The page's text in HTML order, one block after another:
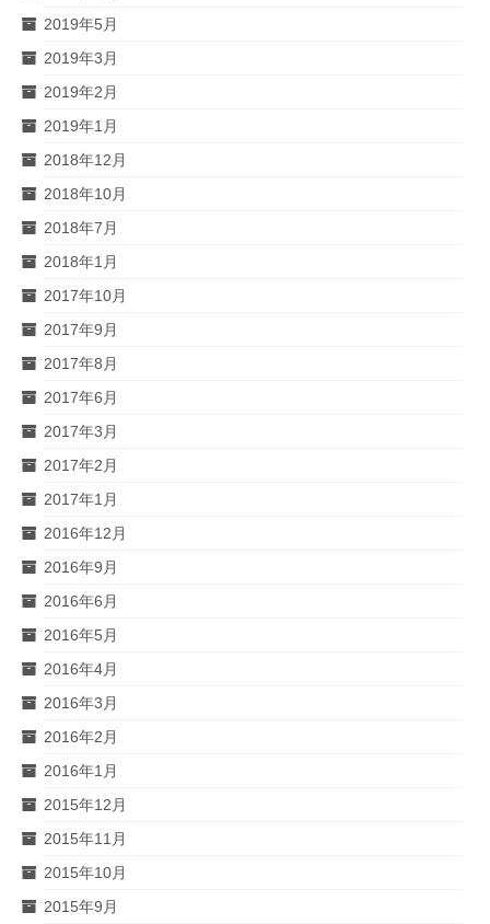
2019年5月
2019年3月
2019年2月
2019年1月
2018年12月
2018年10月
2018年7月
2018年1月
2017年10月
2017年9月
2017年8月
2017年6月
2017年3月
2017年2月
2017年1月
2016年12月
2016年9月
2016年6月
2016年5月
2016年4月
2016年3月
2016年2月
2016年1月
2015年12月
2015年11月
2015年10月
2015年9月